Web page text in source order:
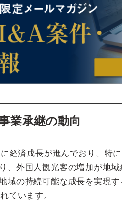
業承継の動向
経済成長が進んでおり、特
、外国人観光客の増加が地域
域の持続可能な成長を実現
ています。